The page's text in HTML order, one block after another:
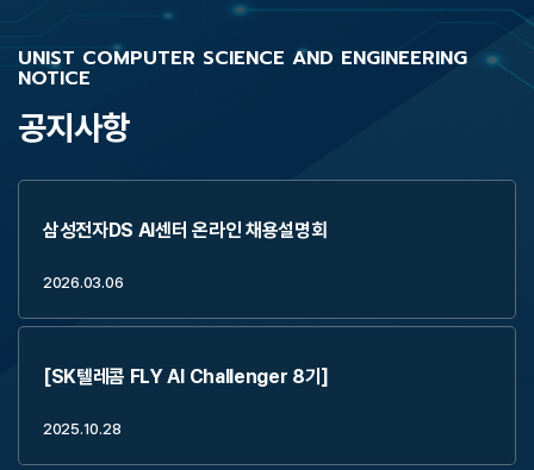
UNIST COMPUTER SCIENCE AND ENGINEERING
NOTICE
공지사항
삼성전자DS AI센터 온라인 채용설명회
2026.03.06
[SK텔레콤 FLY AI Challenger 8기]
2025.10.28